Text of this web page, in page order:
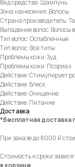
Вид средства: Шампунь
Зона нанесения: Волосы
Страна производитель:
Выпадение волос: Волосы
Тип волос: Ослабленные
Тип волос: Все типы
Проблемы кожи: Зуд
Проблемы кожи: Псориаз
Действие: Стимулирует
Действие: Блеск
Действие: Очищение
Действие: Питание
Доставка
*Бесплатная доставка
При заказе до 8000 ₽
Стоимость и сроки